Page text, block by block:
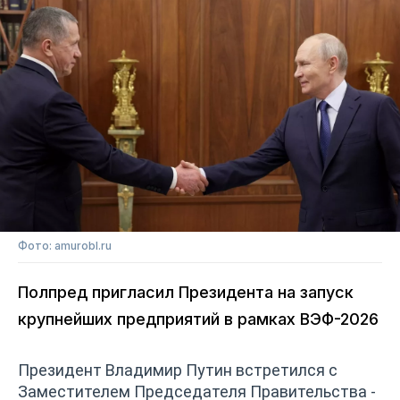
Фото: amurobl.ru
Полпред пригласил Президента на запуск
крупнейших предприятий в рамках ВЭФ-2026
Президент Владимир Путин встретился с
Заместителем Председателя Правительства -